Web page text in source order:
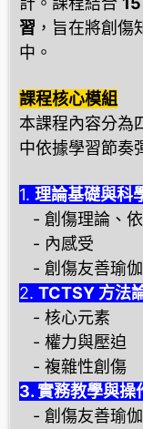
習 ，旨在將創
中。
課程核心模組
本課程內容分為
中依據學習節奏
1. 理論基礎與科
- 創傷理論、
- 內感受
- 創傷友善瑜
2. TCTSY 方法
- 核心元素
- 權力與壓迫
- 複雜性創傷
3. 實務教學與操
- 創傷友善瑜